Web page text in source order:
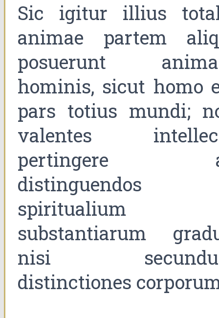
Sic igitur illius
animae partem
posuerunt
hominis, sicut homo
pars totius mundi;
valentes
pertingere
distinguendos
spiritualium
substantiarum
nisi
distinctiones